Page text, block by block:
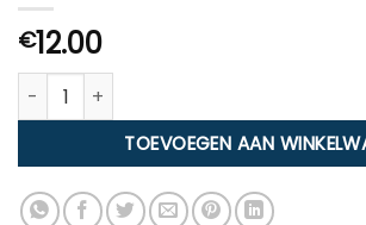
€12.00
Lo Chlor Spa & Hottub cleaner aantal
TOEVOEGEN AAN